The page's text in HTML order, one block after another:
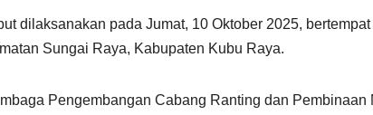
dilaksanakan pada Jumat, 10 Oktober 2025,
Sungai Raya, Kabupaten Kubu Raya.
Pengembangan Cabang Ranting dan Pembinaan